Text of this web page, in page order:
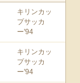
キリンカッ
プサッカ
ー'94
キリンカッ
プサッカ
ー'94